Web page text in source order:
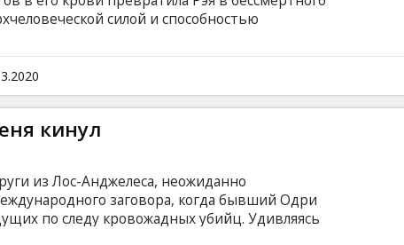
силой и способностью
пойдет на все, чтобы выяснить правду!
субтитрами на латышском и русском языках.
кинул
из Лос-Анджелеса, неожиданно
заговора, когда бывший Одри
по следу кровожадных убийц. Удивляясь